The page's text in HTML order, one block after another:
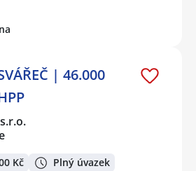
| 46.000
Kč Plný úvazek